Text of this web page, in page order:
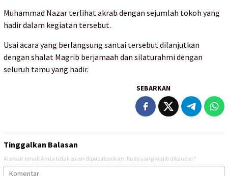
Muhammad Nazar terlihat akrab dengan sejumlah tokoh yang
hadir dalam kegiatan tersebut.
Usai acara yang berlangsung santai tersebut dilanjutkan
dengan shalat Magrib berjamaah dan silaturahmi dengan
seluruh tamu yang hadir.
SEBARKAN
Tinggalkan Balasan
Alamat email Anda tidak akan dipublikasikan. Ruas yang wajib ditandai *